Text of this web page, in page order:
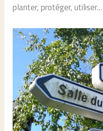
planter, protéger, utiliser…